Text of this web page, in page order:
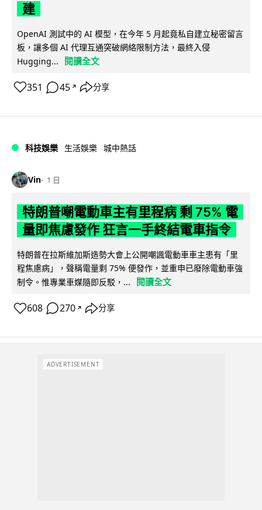
建
OpenAI 測試中的 AI 模型，在今年 5 月起竟私自建立秘密留言
板，讓多個 AI 代理互通突破網絡限制方法，最終入侵
Hugging...
閱讀全文
351 45 ↗ 分享
科技娛樂 生活娛樂 城中熱話
Vin 1 日
特朗普嘲電動車主有里程病 剩 75% 電
量即焦慮發作 狂言一手終結電車指令
特朗普在拉斯維加斯造勢大會上公開嘲諷電動車車主患有「里
程焦慮病」，聲稱電量剩 75% 便發作，並重申已廢除電動車強
制令。惟專業車媒隨即反駁，...
閱讀全文
608 270 ↗ 分享
ADVERTISEMENT